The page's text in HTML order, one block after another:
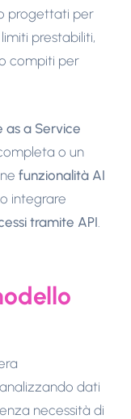
progettati per
prestabiliti,
compiti per
as a Service
o un
funzionalità AI
integrare
tramite API
dati
necessità di